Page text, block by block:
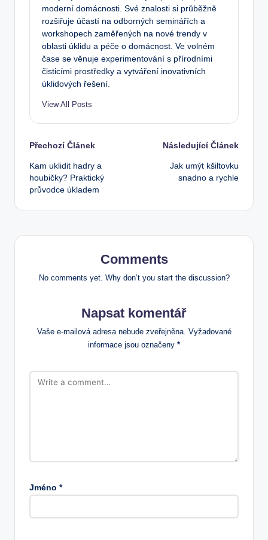
moderní domácnosti. Své znalosti si průběžně
rozšiřuje účastí na odborných seminářích a
workshopech zaměřených na nové trendy v
oblasti úklidu a péče o domácnost. Ve volném
čase se věnuje experimentování s přírodními
čisticími prostředky a vytváření inovativních
úklidových řešení.
View All Posts
Post
navigation
Přechozí Článek
Kam uklidit hadry a
houbičky? Praktický
průvodce úkladem
Následující Článek
Jak umýt kšiltovku
snadno a rychle
Comments
No comments yet. Why don’t you start the discussion?
Napsat komentář
Vaše e-mailová adresa nebude zveřejněna. Vyžadované
informace jsou označeny *
Jméno *